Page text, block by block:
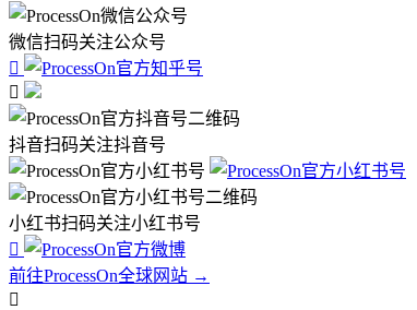
微信扫码关注公众号


抖音扫码关注抖音号
小红书扫码关注小红书号

前往ProcessOn全球网站 →
